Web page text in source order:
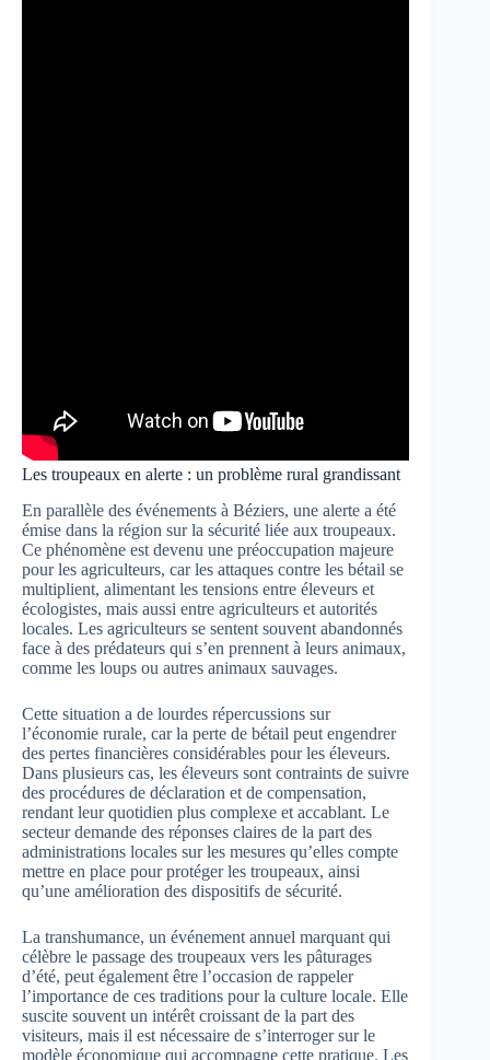
Les troupeaux en alerte : un problème rural grandissant
En parallèle des événements à Béziers, une alerte a été
émise dans la région sur la sécurité liée aux troupeaux.
Ce phénomène est devenu une préoccupation majeure
pour les agriculteurs, car les attaques contre les bétail se
multiplient, alimentant les tensions entre éleveurs et
écologistes, mais aussi entre agriculteurs et autorités
locales. Les agriculteurs se sentent souvent abandonnés
face à des prédateurs qui s’en prennent à leurs animaux,
comme les loups ou autres animaux sauvages.
Cette situation a de lourdes répercussions sur
l’économie rurale, car la perte de bétail peut engendrer
des pertes financières considérables pour les éleveurs.
Dans plusieurs cas, les éleveurs sont contraints de suivre
des procédures de déclaration et de compensation,
rendant leur quotidien plus complexe et accablant. Le
secteur demande des réponses claires de la part des
administrations locales sur les mesures qu’elles compte
mettre en place pour protéger les troupeaux, ainsi
qu’une amélioration des dispositifs de sécurité.
La transhumance, un événement annuel marquant qui
célèbre le passage des troupeaux vers les pâturages
d’été, peut également être l’occasion de rappeler
l’importance de ces traditions pour la culture locale. Elle
suscite souvent un intérêt croissant de la part des
visiteurs, mais il est nécessaire de s’interroger sur le
modèle économique qui accompagne cette pratique. Les